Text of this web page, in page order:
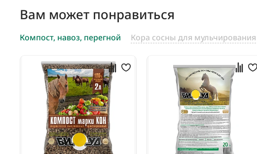
Вам может понравиться
Компост, навоз, перегной Кора сосны для мульчирования